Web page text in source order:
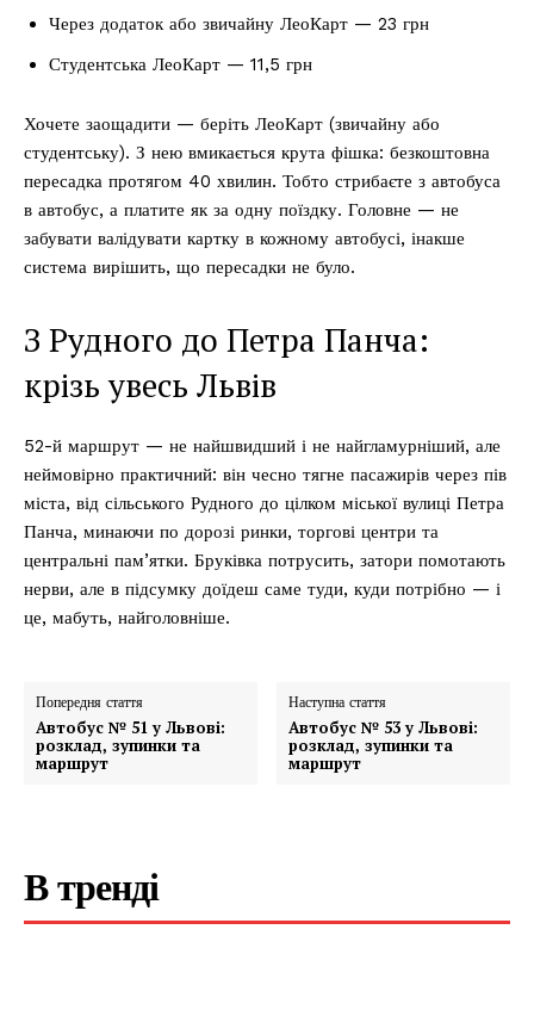
Через додаток або звичайну ЛеоКарт — 23 грн
Студентська ЛеоКарт — 11,5 грн
Хочете заощадити — беріть ЛеоКарт (звичайну або
студентську). З нею вмикається крута фішка: безкоштовна
пересадка протягом 40 хвилин. Тобто стрибаєте з автобуса
в автобус, а платите як за одну поїздку. Головне — не
забувати валідувати картку в кожному автобусі, інакше
система вирішить, що пересадки не було.
З Рудного до Петра Панча:
крізь увесь Львів
52-й маршрут — не найшвидший і не найгламурніший, але
неймовірно практичний: він чесно тягне пасажирів через пів
міста, від сільського Рудного до цілком міської вулиці Петра
Панча, минаючи по дорозі ринки, торгові центри та
центральні пам’ятки. Бруківка потрусить, затори помотають
нерви, але в підсумку доїдеш саме туди, куди потрібно — і
це, мабуть, найголовніше.
Попередня стаття
Автобус № 51 у Львові:
розклад, зупинки та
маршрут
Наступна стаття
Автобус № 53 у Львові:
розклад, зупинки та
маршрут
В тренді